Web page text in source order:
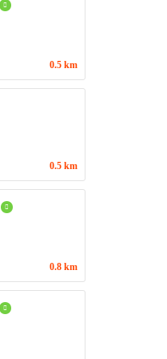
0.5 km
0.5 km
0.8 km